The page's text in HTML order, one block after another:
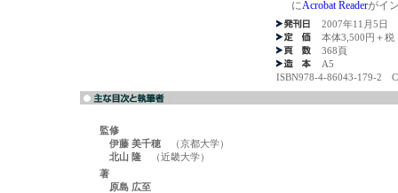
にAcrobat Readerがイ
2007年11月5日
本体3,500円＋税
368頁
A5
ISBN978-4-86043-179-2
監修
伊藤 美千穂 （京都大学）
北山 隆 （近畿大学）
著
原島 広至